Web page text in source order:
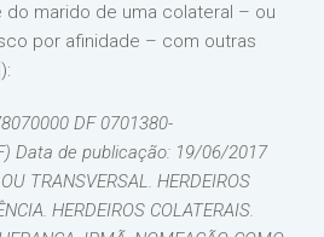
marido de uma colateral – ou
por afinidade – com outras
DF 0701380-
Data de publicação: 19/06/2017
TRANSVERSAL. HERDEIROS
HERDEIROS COLATERAIS.